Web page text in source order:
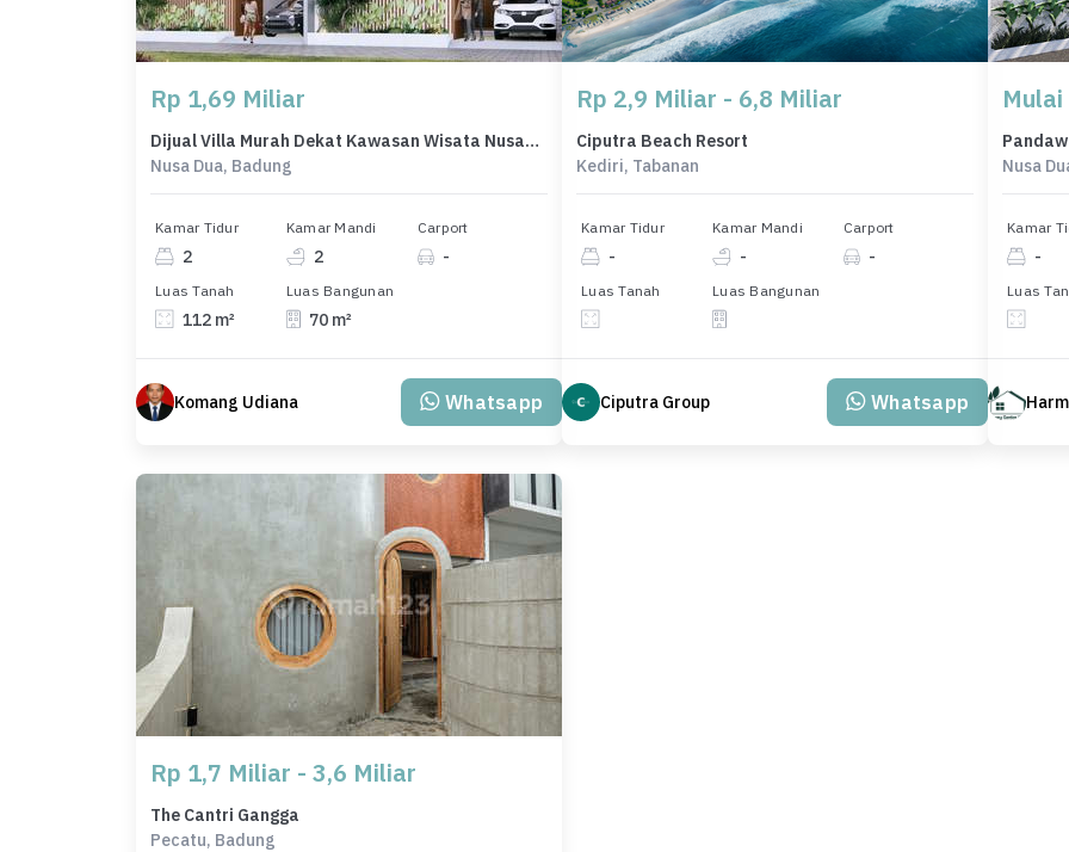
Rp 1,69 Miliar
Dijual Villa Murah Dekat Kawasan Wisata Nusadua
Nusa Dua, Badung
Kamar Tidur
2
Kamar Mandi
2
Carport
-
Luas Tanah
112 m²
Luas Bangunan
70 m²
Komang Udiana Whatsapp
Rp 2,9 Miliar - 6,8 Miliar
Ciputra Beach Resort
Kediri, Tabanan
Kamar Tidur
-
Kamar Mandi
-
Carport
-
Luas Tanah Luas Bangunan
Ciputra Group Whatsapp
Nusa
Kamar
-
Luas
Rp 1,7 Miliar - 3,6 Miliar
The Cantri Gangga
Pecatu, Badung